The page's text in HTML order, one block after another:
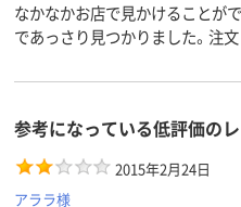
なかなかお店で見かけることが
であっさり見つかりました。注
参考になっている低評価の
2015年2月24日
アララ様